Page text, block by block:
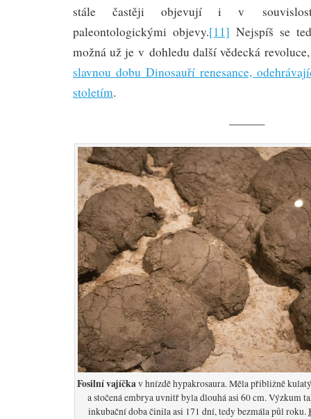
stále častěji objevují i v
paleontologickými objevy.[11] Nejspíš se
možná už je v dohledu další vědecká
slavnou dobu Dinosauří renesance,
stoletím.
———
Fosilní vajíčkav hnízdě hypakrosaura. Měla přibližně
a stočená embrya uvnitř byla dlouhá asi 60 cm. Výzkum
inkubační doba činila asi 171 dní, tedy bezmála půl roku.